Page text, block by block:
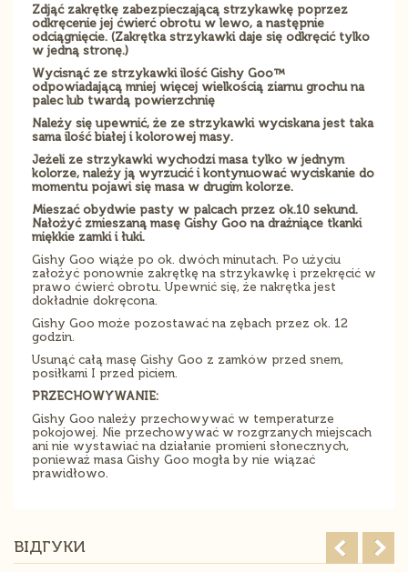
Zdjąć zakrętkę zabezpieczającą strzykawkę poprzez
odkręcenie jej ćwierć obrotu w lewo, a następnie
odciągnięcie. (Zakrętka strzykawki daje się odkręcić tylko
w jedną stronę.)
Wycisnąć ze strzykawki ilość Gishy Goo™
odpowiadającą mniej więcej wielkością ziarnu grochu na
palec lub twardą powierzchnię
Należy się upewnić, że ze strzykawki wyciskana jest taka
sama ilość białej i kolorowej masy.
Jeżeli ze strzykawki wychodzi masa tylko w jednym
kolorze, należy ją wyrzucić i kontynuować wyciskanie do
momentu pojawi się masa w drugim kolorze.
Mieszać obydwie pasty w palcach przez ok.10 sekund.
Nałożyć zmieszaną masę Gishy Goo na drażniące tkanki
miękkie zamki i łuki.
Gishy Goo wiąże po ok. dwóch minutach. Po użyciu
założyć ponownie zakrętkę na strzykawkę i przekręcić w
prawo ćwierć obrotu. Upewnić się, że nakrętka jest
dokładnie dokręcona.
Gishy Goo może pozostawać na zębach przez ok. 12
godzin.
Usunąć całą masę Gishy Goo z zamków przed snem,
posiłkami I przed piciem.
PRZECHOWYWANIE:
Gishy Goo należy przechowywać w temperaturze
pokojowej. Nie przechowywać w rozgrzanych miejscach
ani nie wystawiać na działanie promieni słonecznych,
ponieważ masa Gishy Goo mogła by nie wiązać
prawidłowo.
ВІДГУКИ